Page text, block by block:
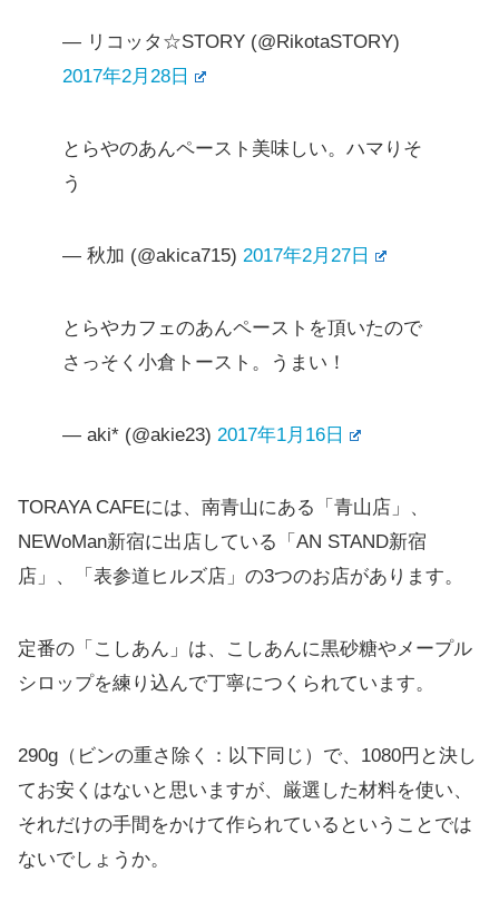
— リコッタ☆STORY (@RikotaSTORY)
2017年2月28日
とらやのあんペースト美味しい。ハマりそ
う
— 秋加 (@akica715) 2017年2月27日
とらやカフェのあんペーストを頂いたので
さっそく小倉トースト。うまい！
— aki* (@akie23) 2017年1月16日
TORAYA CAFEには、南青山にある「青山店」、
NEWoMan新宿に出店している「AN STAND新宿
店」、「表参道ヒルズ店」の3つのお店があります。
定番の「こしあん」は、こしあんに黒砂糖やメープル
シロップを練り込んで丁寧につくられています。
290g（ビンの重さ除く：以下同じ）で、1080円と決し
てお安くはないと思いますが、厳選した材料を使い、
それだけの手間をかけて作られているということでは
ないでしょうか。